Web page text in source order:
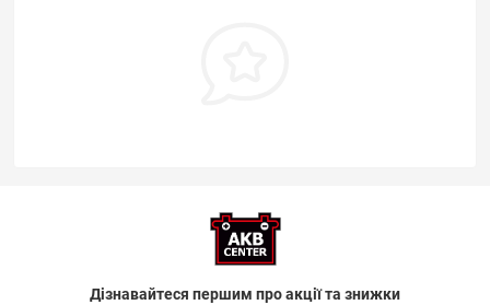
Дізнавайтеся першим про акції та знижки